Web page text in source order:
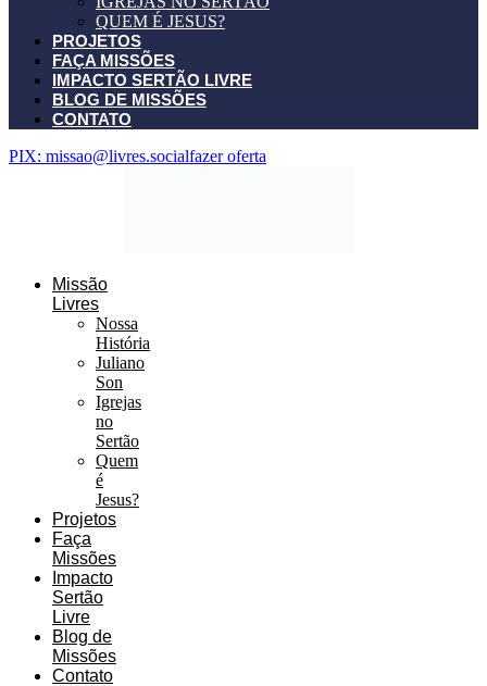
QUEM É JESUS?
PROJETOS
FAÇA MISSÕES
IMPACTO SERTÃO LIVRE
BLOG DE MISSÕES
CONTATO
PIX: missao@livres.socialfazer oferta
Missão
Livres
Nossa
História
Juliano
Son
Igrejas
no
Sertão
Quem
é
Jesus?
Projetos
Faça
Missões
Impacto
Sertão
Livre
Blog de
Missões
Contato